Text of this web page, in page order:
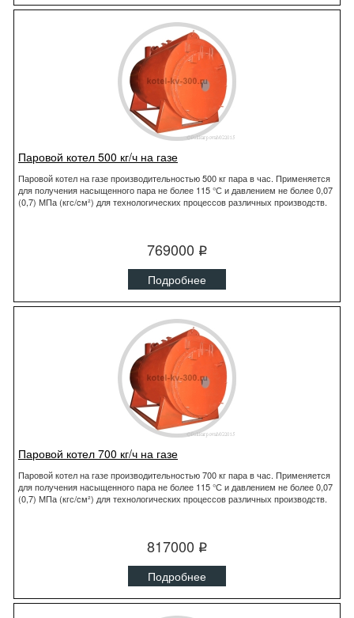
Паровой котел 500 кг/ч на газе
Паровой котел на газе производительностью 500 кг пара в час. Применяется
для получения насыщенного пара не более 115 °С и давлением не более 0,07
(0,7) МПа (кгс/cм²) для технологических процессов различных производств.
769000 q
Подробнее
Паровой котел 700 кг/ч на газе
Паровой котел на газе производительностью 700 кг пара в час. Применяется
для получения насыщенного пара не более 115 °С и давлением не более 0,07
(0,7) МПа (кгс/cм²) для технологических процессов различных производств.
817000 q
Подробнее